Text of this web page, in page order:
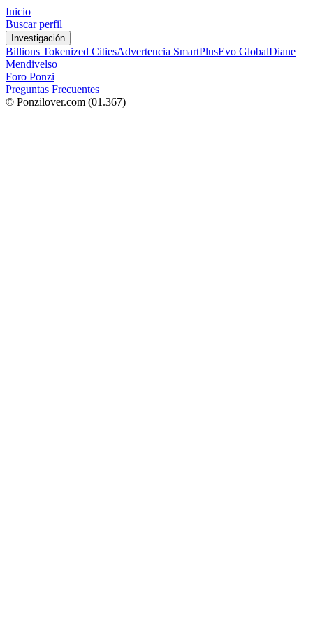
Inicio
Buscar perfil
Investigación
Billions Tokenized CitiesAdvertencia SmartPlusEvo GlobalDiane
Mendivelso
Foro Ponzi
Preguntas Frecuentes
© Ponzilover.com (01.367)